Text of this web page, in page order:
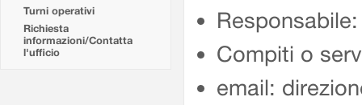
Turni operativi
Richiesta
informazioni/Contatta
l'ufficio
Compiti o
email: